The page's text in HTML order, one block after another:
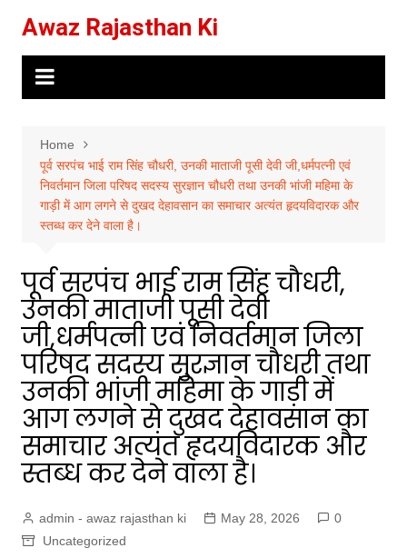
content
Awaz Rajasthan Ki
Home
पूर्व सरपंच भाई राम सिंह चौधरी, उनकी माताजी पूसी देवी जी,धर्मपत्नी एवं
निवर्तमान जिला परिषद सदस्य सुरज्ञान चौधरी तथा उनकी भांजी महिमा के
गाड़ी में आग लगने से दुखद देहावसान का समाचार अत्यंत हृदयविदारक और
स्तब्ध कर देने वाला है।
पूर्व सरपंच भाई राम सिंह चौधरी,
उनकी माताजी पूसी देवी
जी,धर्मपत्नी एवं निवर्तमान जिला
परिषद सदस्य सुरज्ञान चौधरी तथा
उनकी भांजी महिमा के गाड़ी में
आग लगने से दुखद देहावसान का
समाचार अत्यंत हृदयविदारक और
स्तब्ध कर देने वाला है।
admin - awaz rajasthan ki May 28, 2026
0
Uncategorized